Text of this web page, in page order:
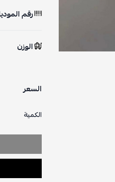
رقم
الوزن
السعر
الكمية